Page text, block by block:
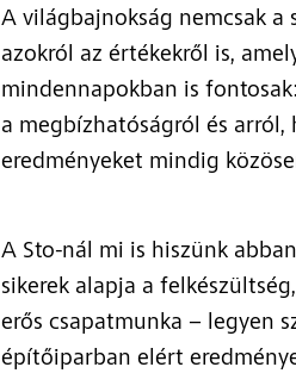
A világbajnokság nemcsak a
azokról az értékekről is,
mindennapokban is
a megbízhatóságról és arról,
eredményeket mindig
A Sto-nál mi is hiszünk
sikerek alapja a
erős csapatmunka – legyen
építőiparban elért